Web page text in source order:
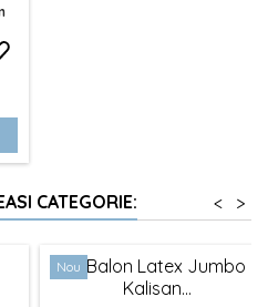
CATEGORIE: >
<
Nou